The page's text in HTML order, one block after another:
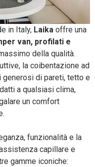
in Italy, Laika offre una
van, profilati e
della qualità.
la coibentazione ad
di pareti, tetto e
a qualsiasi clima,
un comfort
funzionalità e la
capillare e
gamme iconiche: